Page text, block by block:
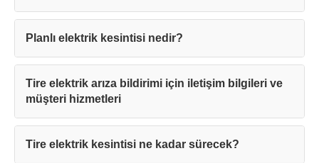
Planlı elektrik kesintisi nedir?
Tire elektrik arıza bildirimi için iletişim bilgileri ve
müşteri hizmetleri
Tire elektrik kesintisi ne kadar sürecek?